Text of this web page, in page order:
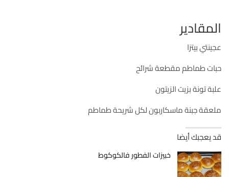
المقادير
عجينتي بيتزا
حبات طماطم مقطعة شرائح
علبة تونة بزيت الزيتون
ملعقة جبنة ماسكاربون لكل شريحة طماطم
قد يعجبك أيضا
خبيزات الفطور فالكوكوط